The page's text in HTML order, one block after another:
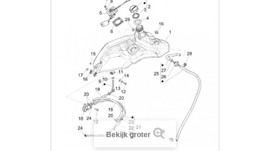
Bekijk groter